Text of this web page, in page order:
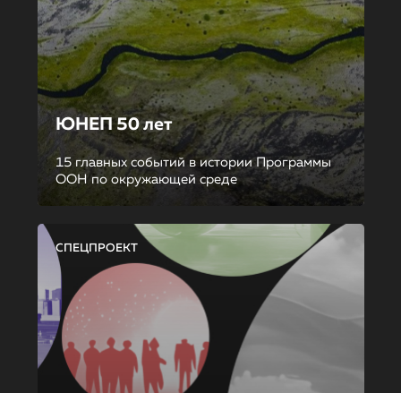
ЮНЕП 50 лет
15 главных событий в истории Программы
ООН по окружающей среде
СПЕЦПРОЕКТ